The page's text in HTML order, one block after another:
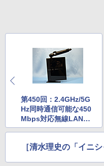
第450回：2.4GHz/5G
Hz同時通信可能な450
Mbps対応無線LANル
ーター ロジテック
［清水理史の「イニ